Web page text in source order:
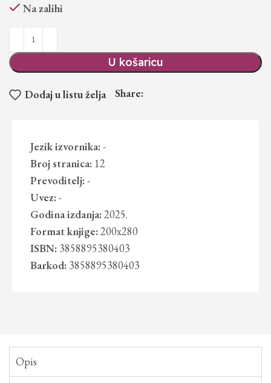
Na zalihi
U košaricu
Dodaj u listu želja Share:
Jezik izvornika: -
Broj stranica: 12
Prevoditelj: -
Uvez: -
Godina izdanja: 2025.
Format knjige: 200x280
ISBN: 3858895380403
Barkod: 3858895380403
Opis